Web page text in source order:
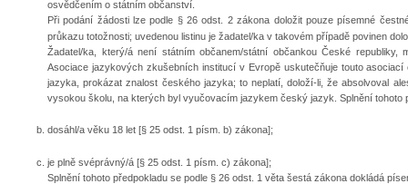
osvědčením o státním občanství.
Při podání žádosti lze podle § 26 odst. 2 zákona doložit pouze písemné
průkazu totožnosti; uvedenou listinu je žadatel/ka v takovém případě povinen
Žadatel/ka, který/á není státním občanem/státní občankou České
Asociace jazykových zkušebních institucí v Evropě uskutečňuje touto
jazyka, prokázat znalost českého jazyka; to neplatí, doloží-li, že absolvoval
vysokou školu, na kterých byl vyučovacím jazykem český jazyk. Splnění tohoto
dosáhl/a věku 18 let [§ 25 odst. 1 písm. b) zákona];
je plně svéprávný/á [§ 25 odst. 1 písm. c) zákona];
Splnění tohoto předpokladu se podle § 26 odst. 1 věta šestá zákona dokládá